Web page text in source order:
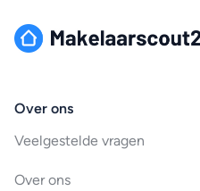
Over ons
Veelgestelde vragen
Over ons